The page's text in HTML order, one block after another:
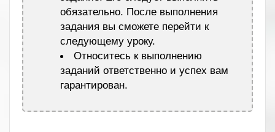
обязательно. После выполнения
задания вы сможете перейти к
следующему уроку.
Относитесь к выполнению
заданий ответственно и успех вам
гарантирован.